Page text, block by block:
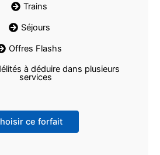
Trains
Séjours
Offres Flashs
à déduire dans plusieurs
services
ce forfait